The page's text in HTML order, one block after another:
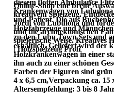
Online-Shop eine breite
kreativem Spielzeug.
Jordi von Lubulona und
und die architektonischen
spielerische Weise. Kreatives
| Holzspielzeug Profi
diesem flotten Ambulance
Krankenwagen von
und Patient. Die aus
Holzfahrzeuge und
zu den Lubu Town Sets und
erhältlich. Geliefert wird der
Holzkrankenwagen in einer
ihn auch zu einer schönen
Farben der Figuren sind
4 x 6,5 cm,Verpackung ca. 15
Altersempfehlung: 3 bis 8